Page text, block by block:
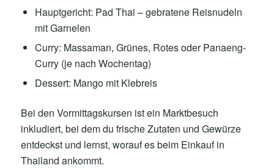
Hauptgericht: Pad Thai – gebratene Reisnudeln
mit Garnelen
Curry: Massaman, Grünes, Rotes oder Panaeng-
Curry (je nach Wochentag)
Dessert: Mango mit Klebreis
Bei den Vormittagskursen ist ein Marktbesuch
inkludiert, bei dem du frische Zutaten und Gewürze
entdeckst und lernst, worauf es beim Einkauf in
Thailand ankommt.